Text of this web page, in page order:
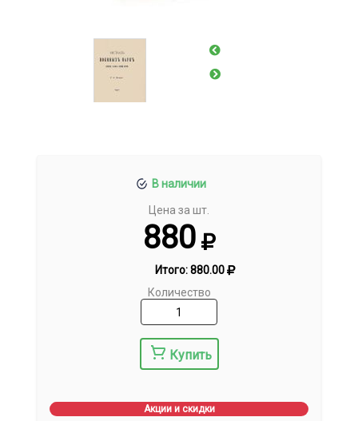
В наличии
Цена за шт.
880
Итого:880.00
Количество
Купить
Акции и скидки